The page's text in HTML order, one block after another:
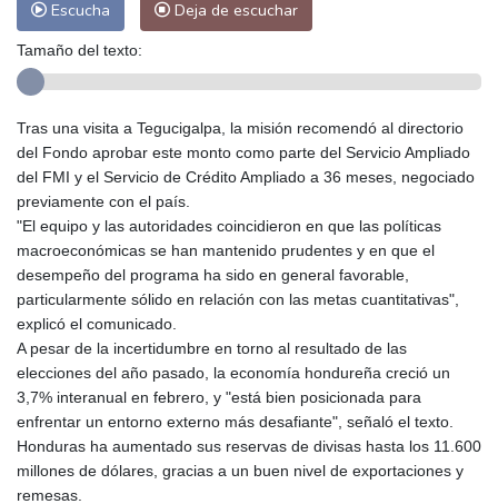
Escucha Deja de escuchar
Tamaño del texto:
Tras una visita a Tegucigalpa, la misión recomendó al directorio
del Fondo aprobar este monto como parte del Servicio Ampliado
del FMI y el Servicio de Crédito Ampliado a 36 meses, negociado
previamente con el país.
"El equipo y las autoridades coincidieron en que las políticas
macroeconómicas se han mantenido prudentes y en que el
desempeño del programa ha sido en general favorable,
particularmente sólido en relación con las metas cuantitativas",
explicó el comunicado.
A pesar de la incertidumbre en torno al resultado de las
elecciones del año pasado, la economía hondureña creció un
3,7% interanual en febrero, y "está bien posicionada para
enfrentar un entorno externo más desafiante", señaló el texto.
Honduras ha aumentado sus reservas de divisas hasta los 11.600
millones de dólares, gracias a un buen nivel de exportaciones y
remesas.